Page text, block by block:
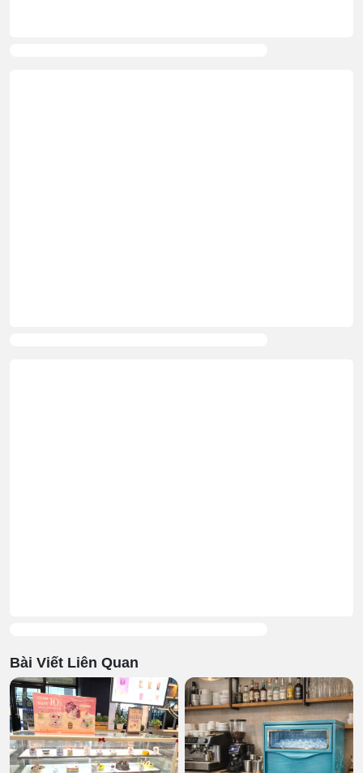
Bài Viết Liên Quan